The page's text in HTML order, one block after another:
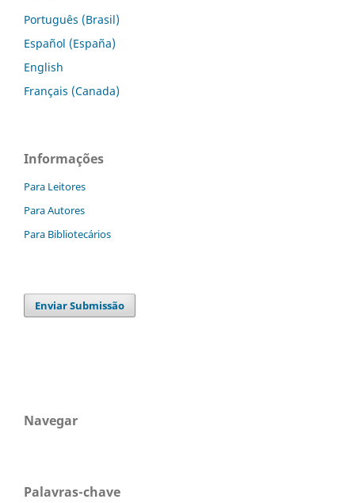
Português (Brasil)
Español (España)
English
Français (Canada)
Informações
Para Leitores
Para Autores
Para Bibliotecários
Enviar Submissão
Navegar
Palavras-chave